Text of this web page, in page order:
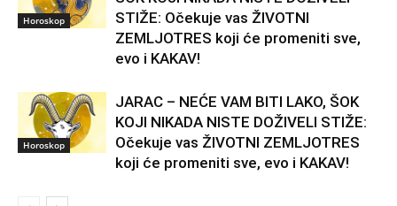
Horoskop
STIŽE: Očekuje vas ŽIVOTNI
ZEMLJOTRES koji će promeniti sve,
evo i KAKAV!
Horoskop
JARAC – NEĆE VAM BITI LAKO, ŠOK
KOJI NIKADA NISTE DOŽIVELI STIŽE:
Očekuje vas ŽIVOTNI ZEMLJOTRES
koji će promeniti sve, evo i KAKAV!